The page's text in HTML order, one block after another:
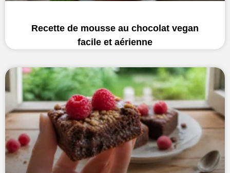
Recette de mousse au chocolat vegan
facile et aérienne